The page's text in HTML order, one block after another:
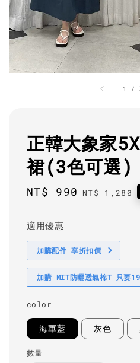
1 /
正韓大象家
裙(3色可選)
Sale
NT$ 990 Regular
NT$ 1,280
適用優惠
加購配件 享折扣價
加購 MIT防曬透氣棉T 只要
color
海軍藍 灰色
數量